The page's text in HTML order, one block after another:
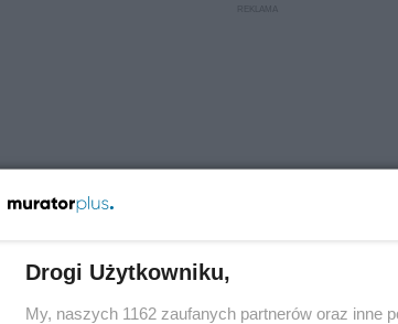
Drogi Użytkowniku,
My, naszych 1162 zaufanych partnerów oraz inne